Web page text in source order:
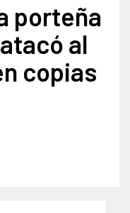
porteña
al
copias